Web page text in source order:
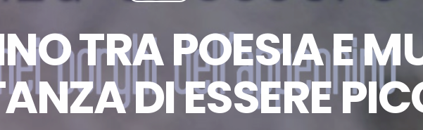
TRA POESIA E
DI ESSERE